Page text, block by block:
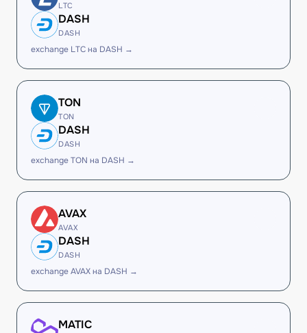
LTC
DASH
DASH
exchange LTC на DASH →
TON
TON
DASH
DASH
exchange TON на DASH →
AVAX
AVAX
DASH
DASH
exchange AVAX на DASH →
MATIC